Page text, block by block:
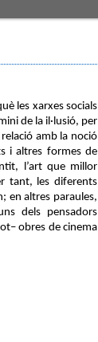
les xarxes socials
de la il·lusió, per
amb la noció
i altres formes de
l’art que millor
tant, les diferents
en altres paraules,
dels pensadors
obres de cinema